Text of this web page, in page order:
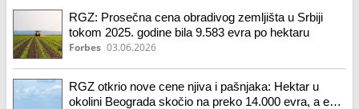
RGZ: Prosečna cena obradivog zemljišta u Srbiji
tokom 2025. godine bila 9.583 evra po hektaru
Forbes 03.06.2026
RGZ otkrio nove cene njiva i pašnjaka: Hektar u
okolini Beograda skočio na preko 14.000 evra, a evo